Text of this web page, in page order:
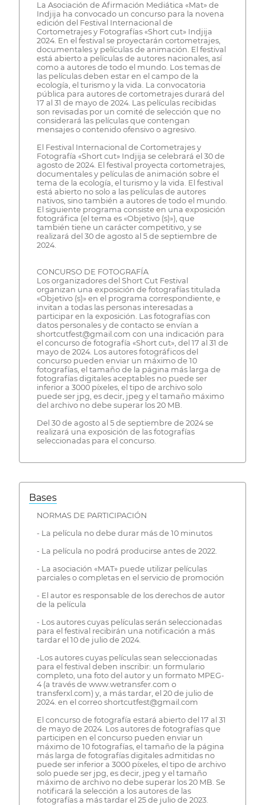
La Asociación de Afirmación Mediática «Mat» de
Indjija ha convocado un concurso para la novena
edición del Festival Internacional de
Cortometrajes y Fotografías «Short cut» Indjija
2024. En el festival se proyectarán cortometrajes,
documentales y películas de animación. El festival
está abierto a películas de autores nacionales, así
como a autores de todo el mundo. Los temas de
las películas deben estar en el campo de la
ecología, el turismo y la vida. La convocatoria
pública para autores de cortometrajes durará del
17 al 31 de mayo de 2024. Las películas recibidas
son revisadas por un comité de selección que no
considerará las películas que contengan
mensajes o contenido ofensivo o agresivo.
El Festival Internacional de Cortometrajes y
Fotografía «Short cut» Indjija se celebrará el 30 de
agosto de 2024. El festival proyecta cortometrajes,
documentales y películas de animación sobre el
tema de la ecología, el turismo y la vida. El festival
está abierto no solo a las películas de autores
nativos, sino también a autores de todo el mundo.
El siguiente programa consiste en una exposición
fotográfica (el tema es «Objetivo (s)»), que
también tiene un carácter competitivo, y se
realizará del 30 de agosto al 5 de septiembre de
2024.
CONCURSO DE FOTOGRAFÍA
Los organizadores del Short Cut Festival
organizan una exposición de fotografías titulada
«Objetivo (s)» en el programa correspondiente, e
invitan a todas las personas interesadas a
participar en la exposición. Las fotografías con
datos personales y de contacto se envían a
shortcutfest@gmail.com con una indicación para
el concurso de fotografía «Short cut», del 17 al 31 de
mayo de 2024. Los autores fotográficos del
concurso pueden enviar un máximo de 10
fotografías, el tamaño de la página más larga de
fotografías digitales aceptables no puede ser
inferior a 3000 píxeles, el tipo de archivo solo
puede ser jpg, es decir, jpeg y el tamaño máximo
del archivo no debe superar los 20 MB.
Del 30 de agosto al 5 de septiembre de 2024 se
realizará una exposición de las fotografías
seleccionadas para el concurso.
Bases
NORMAS DE PARTICIPACIÓN
- La película no debe durar más de 10 minutos
- La película no podrá producirse antes de 2022.
- La asociación «MAT» puede utilizar películas
parciales o completas en el servicio de promoción
- El autor es responsable de los derechos de autor
de la película
- Los autores cuyas películas serán seleccionadas
para el festival recibirán una notificación a más
tardar el 10 de julio de 2024.
-Los autores cuyas películas sean seleccionadas
para el festival deben inscribir: un formulario
completo, una foto del autor y un formato MPEG-
4 (a través de www.wetransfer.com o
transferxl.com) y, a más tardar, el 20 de julio de
2024. en el correo shortcutfest@gmail.com
El concurso de fotografía estará abierto del 17 al 31
de mayo de 2024. Los autores de fotografías que
participen en el concurso pueden enviar un
máximo de 10 fotografías, el tamaño de la página
más larga de fotografías digitales admitidas no
puede ser inferior a 3000 píxeles, el tipo de archivo
solo puede ser jpg, es decir, jpeg y el tamaño
máximo de archivo no debe superar los 20 MB. Se
notificará la selección a los autores de las
fotografías a más tardar el 25 de julio de 2023.